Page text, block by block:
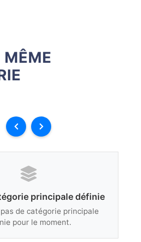
principale définie
de catégorie principale
pour le moment.